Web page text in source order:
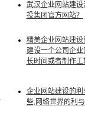
武汉企业网站建设
投集团官方网站？
精美企业网站建设
建设一个公司企
长时间或者制作工
企业网站建设的利
些,网络世界的利